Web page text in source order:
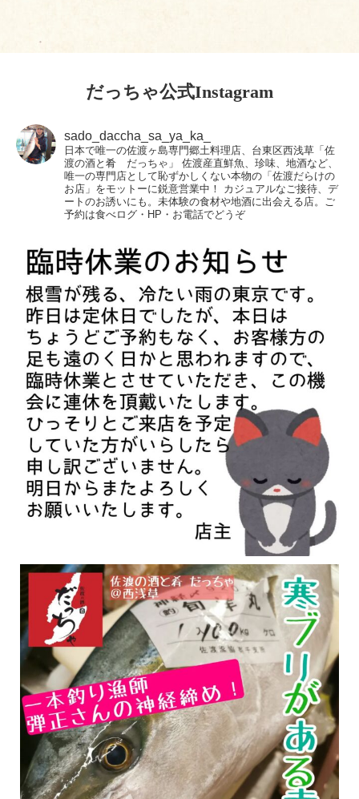
だっちゃ公式Instagram
sado_daccha_sa_ya_ka_
日本で唯一の佐渡ヶ島専門郷土料理店、台東区西浅草「佐
渡の酒と肴 だっちゃ」
佐渡産直鮮魚、珍味、地酒など、
唯一の専門店として恥ずかしくない本物の「佐渡だらけの
お店」をモットーに鋭意営業中！
カジュアルなご接待、デ
ートのお誘いにも。未体験の食材や地酒に出会える店。ご
予約は食べログ・HP・お電話でどうぞ